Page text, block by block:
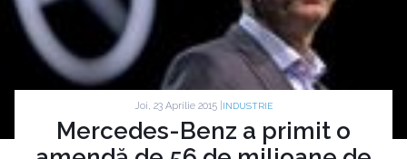
Joi, 23 Aprilie 2015 | INDUSTRIE
Mercedes-Benz a primit o